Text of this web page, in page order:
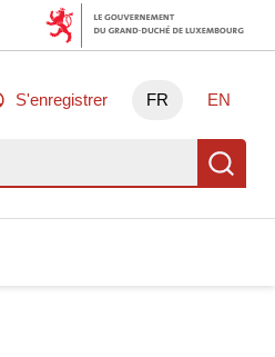
S'enregistrer FR EN